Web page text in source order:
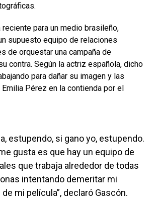
reciente para un medio brasileño,
supuesto equipo de relaciones
de orquestar una campaña de
contra. Según la actriz española, dicho
para dañar su imagen y las
Pérez en la contienda por el
estupendo, si gano yo, estupendo.
gusta es que hay un equipo de
que trabaja alrededor de todas
intentando demeritar mi
mi película”, declaró Gascón.